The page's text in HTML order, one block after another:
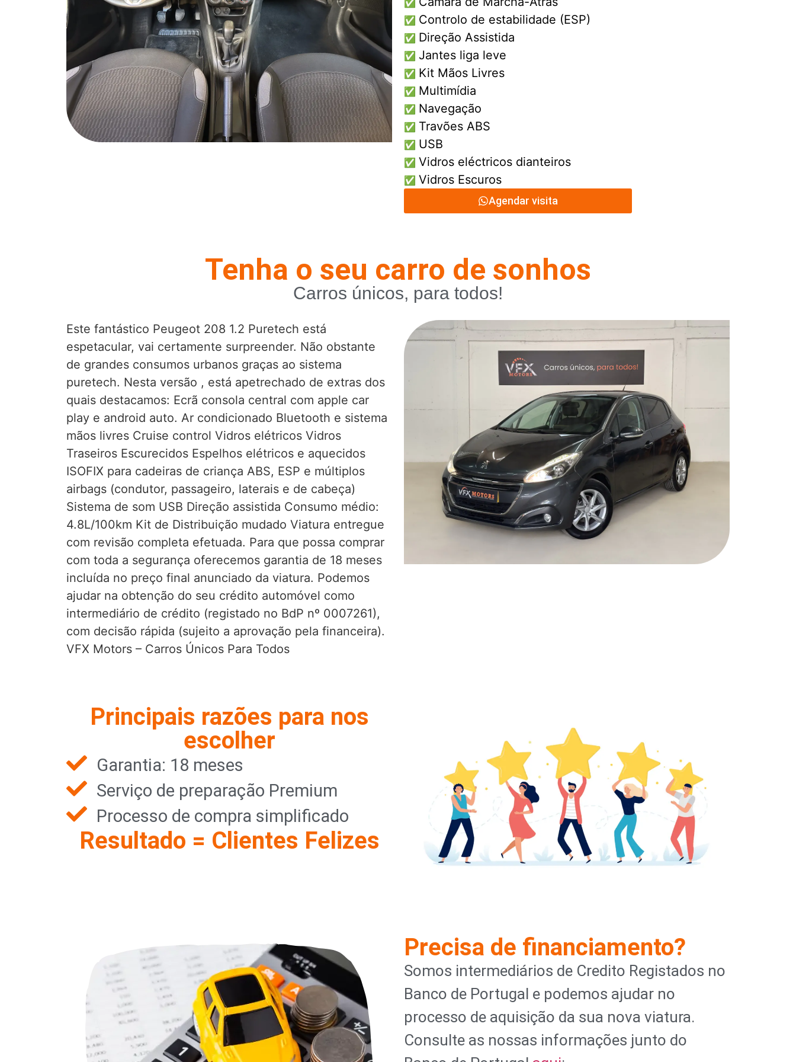
✅ Controlo de estabilidade (ESP)
✅ Direção Assistida
✅ Jantes liga leve
✅ Kit Mãos Livres
✅ Multimídia
✅ Navegação
✅ Travões ABS
✅ USB
✅ Vidros eléctricos dianteiros
✅ Vidros Escuros
Agendar visita
Tenha o seu carro de sonhos
Carros únicos, para todos!
Este fantástico Peugeot 208 1.2 Puretech está
espetacular, vai certamente surpreender. Não obstante
de grandes consumos urbanos graças ao sistema
puretech. Nesta versão , está apetrechado de extras dos
quais destacamos: Ecrã consola central com apple car
play e android auto. Ar condicionado Bluetooth e sistema
mãos livres Cruise control Vidros elétricos Vidros
Traseiros Escurecidos Espelhos elétricos e aquecidos
ISOFIX para cadeiras de criança ABS, ESP e múltiplos
airbags (condutor, passageiro, laterais e de cabeça)
Sistema de som USB Direção assistida Consumo médio:
4.8L/100km Kit de Distribuição mudado Viatura entregue
com revisão completa efetuada. Para que possa comprar
com toda a segurança oferecemos garantia de 18 meses
incluída no preço final anunciado da viatura. Podemos
ajudar na obtenção do seu crédito automóvel como
intermediário de crédito (registado no BdP nº 0007261),
com decisão rápida (sujeito a aprovação pela financeira).
VFX Motors – Carros Únicos Para Todos
Principais razões para nos
escolher
Garantia: 18 meses
Serviço de preparação Premium
Processo de compra simplificado
Resultado = Clientes Felizes
Precisa de financiamento?
Somos intermediários de Credito Registados no
Banco de Portugal e podemos ajudar no
processo de aquisição da sua nova viatura.
Consulte as nossas informações junto do